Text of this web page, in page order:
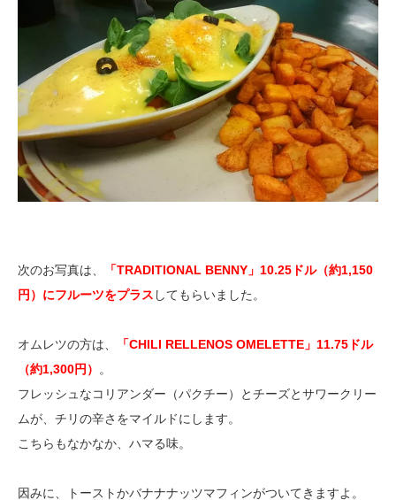
次のお写真は、
「TRADITIONAL BENNY」10.25ドル（約1,150
円）にフルーツをプラス してもらいました。
オムレツの方は、
「CHILI RELLENOS OMELETTE」11.75ドル
（約1,300円）
。
フレッシュなコリアンダー（パクチー）とチーズとサワークリー
ムが、チリの辛さをマイルドにします。
こちらもなかなか、ハマる味。
因みに、トーストかバナナナッツマフィンがついてきますよ。